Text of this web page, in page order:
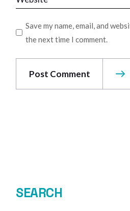
Save my name, email, and
the next time I comment.
Post Comment
SEARCH